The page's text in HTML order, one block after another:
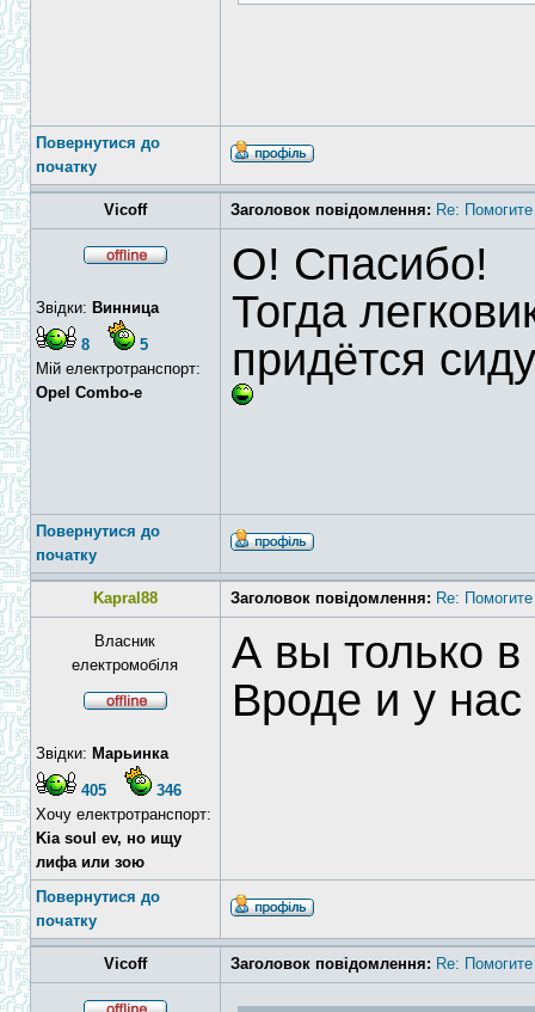
Повернутися до
початку
Vicoff Заголовок повідомлення: Re:
Звідки: Винница
8
5
Мій електротранспорт:
Opel Combo-e
О! Спасибо!
Тогда
придётся
Повернутися до
початку
Kapral88 Заголовок повідомлення: Re:
Власник
електромобіля
Звідки: Марьинка
405
346
Хочу електротранспорт:
Kia soul ev, но ищу
лифа или зою
А вы только в
Вроде и у
Повернутися до
початку
Vicoff Заголовок повідомлення: Re: